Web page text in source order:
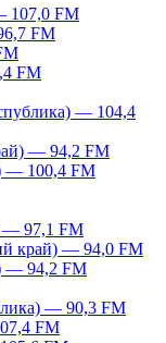
107,0 FM
FM
FM
— 104,4
— 94,2 FM
— 100,4 FM
— 97,1 FM
край) — 94,0 FM
— 94,2 FM
— 90,3 FM
FM